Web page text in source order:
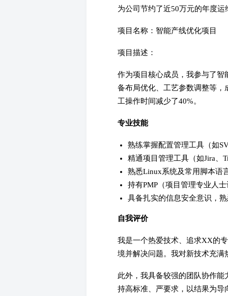
为公司节约了近50万元的年度运
项目名称：智能产线优化项目
项目描述：
作为项目核心成员，我参与了
备布局优化、工艺参数调整等
工操作时间减少了40%。
专业技能
熟练掌握配置管理工具（如
精通项目管理工具（如Jira、
熟悉Linux系统及常用脚本语
持有PMP（项目管理专业人
具备扎实的信息安全意识，
自我评价
我是一个热爱技术、追求XX的
境并解决问题。我对新技术充
此外，我具备较强的团队协作
持高标准、严要求，以结果为